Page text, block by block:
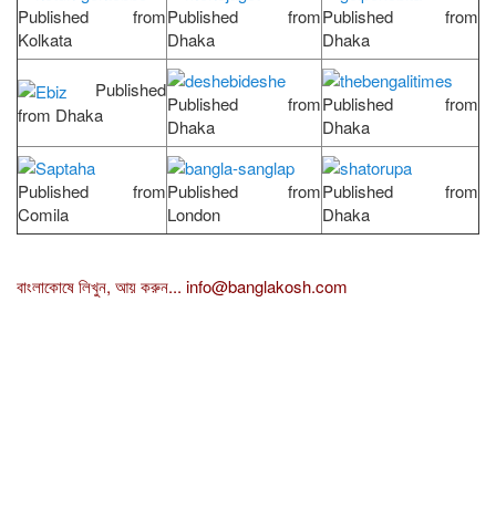
Published from
Kolkata
Published from
Dhaka
Published from
Dhaka
Published
from Dhaka
Published from
Dhaka
Published from
Dhaka
Published from
Comila
Published from
London
Published from
Dhaka
বাংলাকোষে লিখুন, আয় করুন... info@banglakosh.com